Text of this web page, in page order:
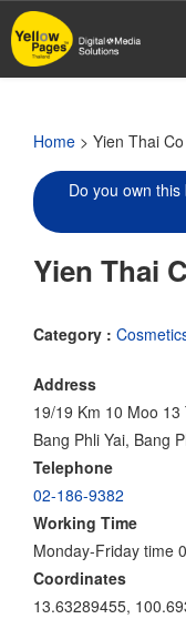
Skip
to
main
Home > Yien Thai
Do you own
Yien Thai
Category :
Address
19/19 Km 10 Moo
Bang Phli Yai, Bang
Telephone
02-186-9382
Working Time
Monday-Friday time
Coordinates
13.63289455,